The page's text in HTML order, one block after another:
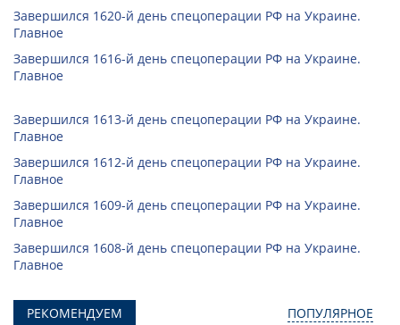
Завершился 1620-й день спецоперации РФ на Украине.
Главное
Завершился 1616-й день спецоперации РФ на Украине.
Главное
Завершился 1613-й день спецоперации РФ на Украине.
Главное
Завершился 1612-й день спецоперации РФ на Украине.
Главное
Завершился 1609-й день спецоперации РФ на Украине.
Главное
Завершился 1608-й день спецоперации РФ на Украине.
Главное
РЕКОМЕНДУЕМ ПОПУЛЯРНОЕ